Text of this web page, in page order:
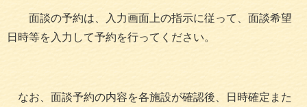
面談の予約は、入力画面上の指示に従って、面談希望
日時等を入力して予約を行ってください。
なお、面談予約の内容を各施設が確認後、日時確定また